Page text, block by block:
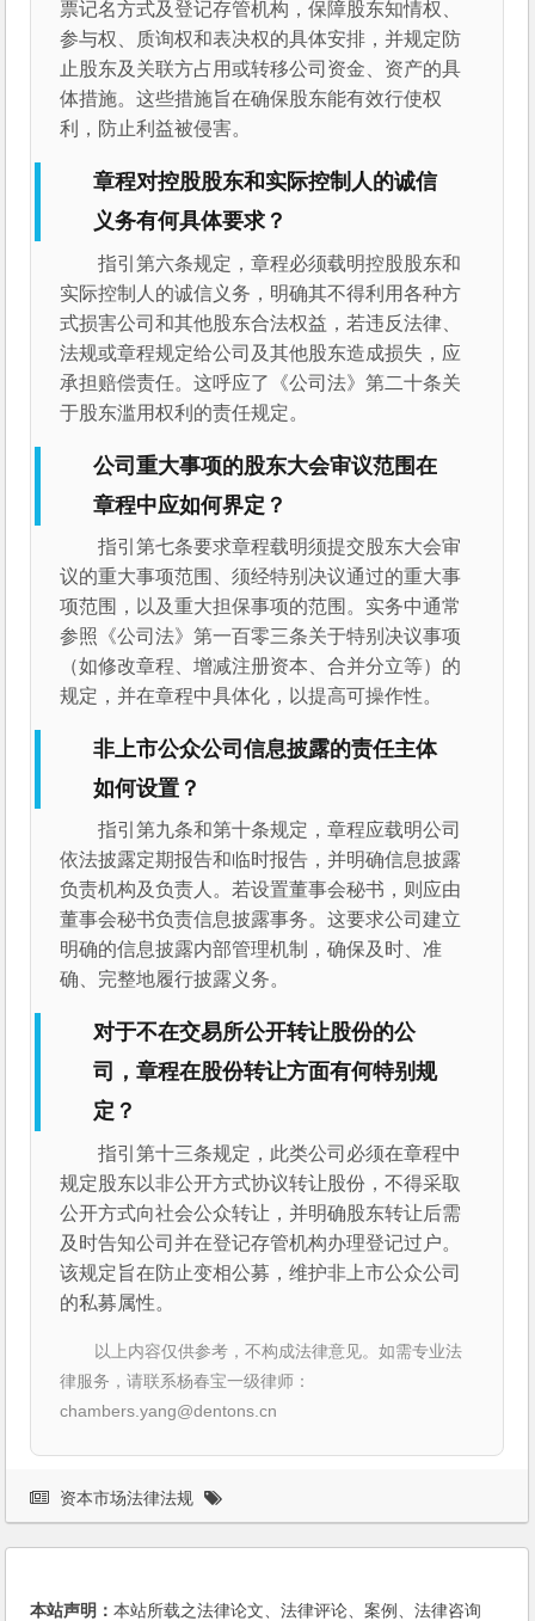
票记名方式及登记存管机构，保障股东知情权、
参与权、质询权和表决权的具体安排，并规定防
止股东及关联方占用或转移公司资金、资产的具
体措施。这些措施旨在确保股东能有效行使权
利，防止利益被侵害。
章程对控股股东和实际控制人的诚信
义务有何具体要求？
指引第六条规定，章程必须载明控股股东和
实际控制人的诚信义务，明确其不得利用各种方
式损害公司和其他股东合法权益，若违反法律、
法规或章程规定给公司及其他股东造成损失，应
承担赔偿责任。这呼应了《公司法》第二十条关
于股东滥用权利的责任规定。
公司重大事项的股东大会审议范围在
章程中应如何界定？
指引第七条要求章程载明须提交股东大会审
议的重大事项范围、须经特别决议通过的重大事
项范围，以及重大担保事项的范围。实务中通常
参照《公司法》第一百零三条关于特别决议事项
（如修改章程、增减注册资本、合并分立等）的
规定，并在章程中具体化，以提高可操作性。
非上市公众公司信息披露的责任主体
如何设置？
指引第九条和第十条规定，章程应载明公司
依法披露定期报告和临时报告，并明确信息披露
负责机构及负责人。若设置董事会秘书，则应由
董事会秘书负责信息披露事务。这要求公司建立
明确的信息披露内部管理机制，确保及时、准
确、完整地履行披露义务。
对于不在交易所公开转让股份的公
司，章程在股份转让方面有何特别规
定？
指引第十三条规定，此类公司必须在章程中
规定股东以非公开方式协议转让股份，不得采取
公开方式向社会公众转让，并明确股东转让后需
及时告知公司并在登记存管机构办理登记过户。
该规定旨在防止变相公募，维护非上市公众公司
的私募属性。
以上内容仅供参考，不构成法律意见。如需专业法
律服务，请联系杨春宝一级律师：
chambers.yang@dentons.cn
资本市场法律法规
本站声明：本站所载之法律论文、法律评论、案例、法律咨询